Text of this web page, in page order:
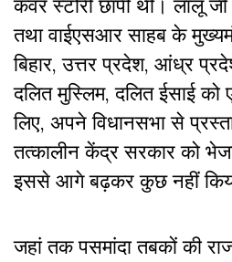
कवर स्टोरी छापी थी। लालू जी
तथा वाईएसआर साहब के
बिहार,उत्तर प्रदेश, आंध्र
दलित मुस्लिम,दलित ईसाई को
लिए, अपने विधानसभा से
तत्कालीनकेंद्र सरकार को
इससे आगे बढ़कर कुछ नहीं
जहां तक पसमांदा तबकों की